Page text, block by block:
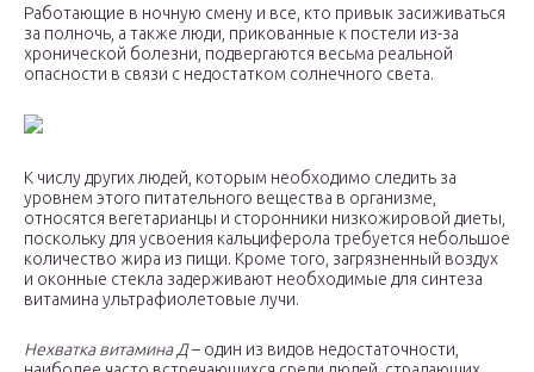
Работающие в ночную смену и все, кто привык засиживаться
за полночь, а также люди, прикованные к постели из-за
хронической болезни, подвергаются весьма реальной
опасности в связи с недостатком солнечного света.
К числу других людей, которым необходимо следить за
уровнем этого питательного вещества в организме,
относятся вегетарианцы и сторонники низкожировой диеты,
поскольку для усвоения кальциферола требуется небольшое
количество жира из пищи. Кроме того, загрязненный воздух
и оконные стекла задерживают необходимые для синтеза
витамина ультрафиолетовые лучи.
Нехватка витамина Д– один из видов недостаточности,